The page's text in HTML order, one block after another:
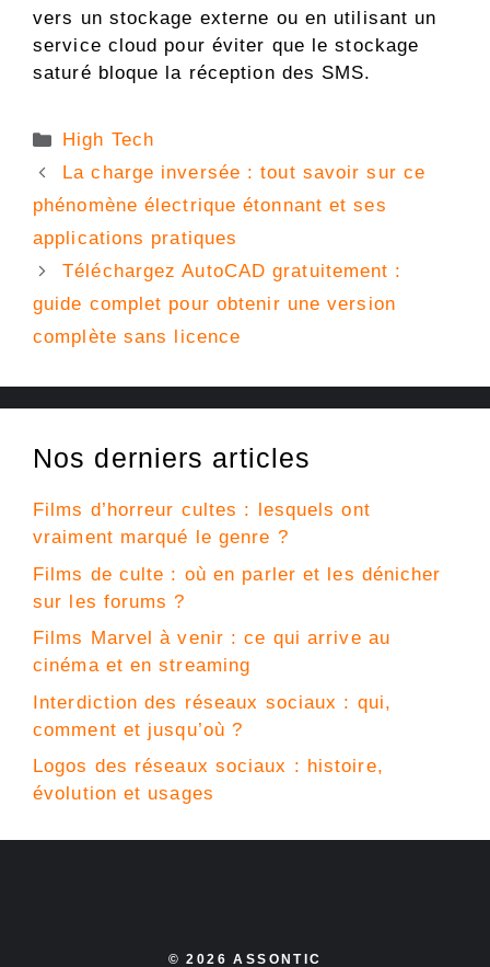
vers un stockage externe ou en utilisant un
service cloud pour éviter que le stockage
saturé bloque la réception des SMS.
Catégories
High Tech
La charge inversée : tout savoir sur ce
phénomène électrique étonnant et ses
applications pratiques
Téléchargez AutoCAD gratuitement :
guide complet pour obtenir une version
complète sans licence
Nos derniers articles
Films d’horreur cultes : lesquels ont
vraiment marqué le genre ?
Films de culte : où en parler et les dénicher
sur les forums ?
Films Marvel à venir : ce qui arrive au
cinéma et en streaming
Interdiction des réseaux sociaux : qui,
comment et jusqu’où ?
Logos des réseaux sociaux : histoire,
évolution et usages
© 2026 ASSONTIC